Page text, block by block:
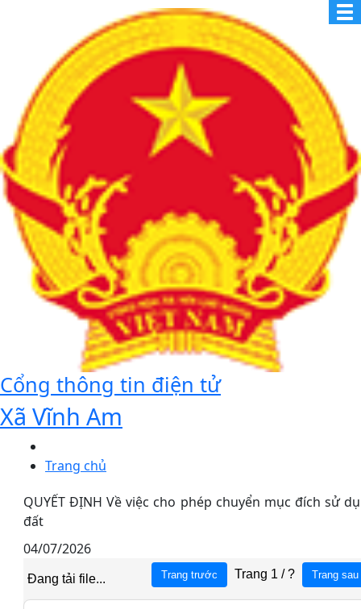
Cổng thông tin điện tử
Xã Vĩnh Am
Trang chủ
QUYẾT ĐỊNH Về việc cho phép chuyển mục đích sử
đất
04/07/2026